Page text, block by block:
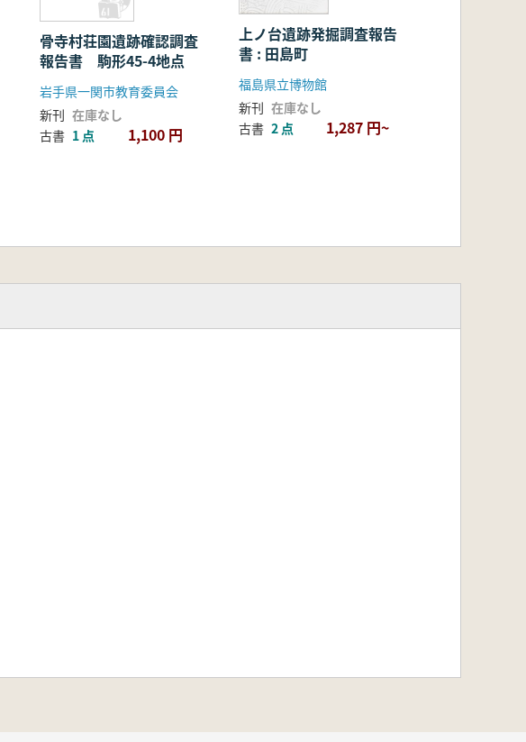
骨寺村荘園遺跡確認調査
報告書 駒形45-4地点
岩手県一関市教育委員会
新刊 在庫なし
古書 1 点 1,100 円
上ノ台遺跡発掘調査報告
書 : 田島町
福島県立博物館
新刊 在庫なし
古書 2 点 1,287 円~